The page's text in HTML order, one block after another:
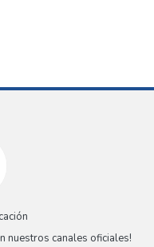
nuestros canales oficiales!